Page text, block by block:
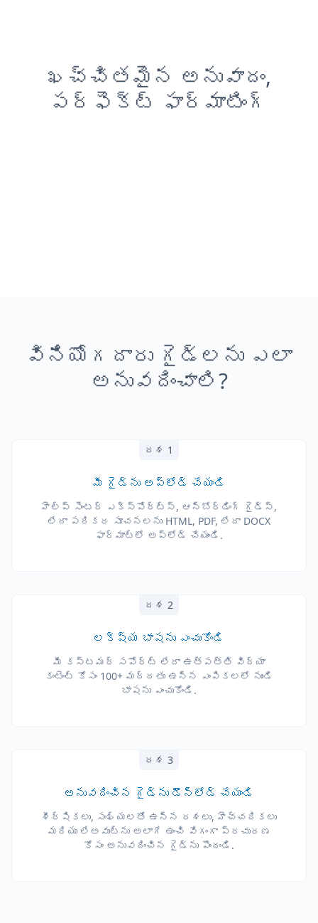
ఖచ్చితమైన అనువాదం,
పర్ఫెక్ట్ ఫార్మాటింగ్
వినియోగదారు గైడ్లను ఎలా
అనువదించాలి?
దశ 1
మీ గైడ్‌ను అప్‌లోడ్ చేయండి
హెల్ప్ సెంటర్ ఎక్స్‌పోర్ట్స్, ఆన్‌బోర్డింగ్ గైడ్స్,
లేదా పరికర సూచనలను HTML, PDF, లేదా DOCX
ఫార్మాట్‌లో అప్‌లోడ్ చేయండి.
దశ 2
లక్ష్య భాషను ఎంచుకోండి
మీ కస్టమర్ సపోర్ట్ లేదా ఉత్పత్తి విద్యా
కంటెంట్ కోసం 100+ మద్దతు ఉన్న ఎంపికలలో నుండి
భాషను ఎంచుకోండి.
దశ 3
అనువదించిన గైడ్‌ను డౌన్‌లోడ్ చేయండి
శీర్షికలు, సంఖ్యలతో ఉన్న దశలు, హెచ్చరికలు
మరియు లేఅవుట్‌ను అలాగే ఉంచి వేగంగా ప్రచురణ
కోసం అనువదించిన గైడ్‌ను పొందండి.